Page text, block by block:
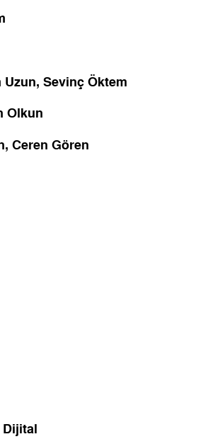
Uzun, Sevinç Öktem
Olkun
Ceren Gören
Dijital